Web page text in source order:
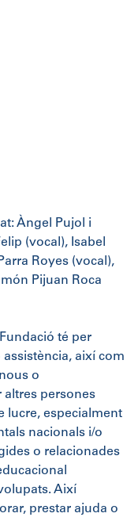
Àngel Pujol i
(vocal), Isabel
Royes (vocal),
Pijuan Roca
té per
així com
o
altres persones
lucre, especialment
nacionals i/o
o relacionades
Així
prestar ajuda o